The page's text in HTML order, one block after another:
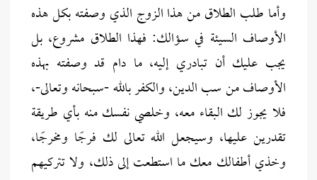
وأما طلب الطلاق من هذا الزوج الذي وصفته بكل هذه
الأوصاف السيئة في سؤالك: فهذا الطلاق مشروع، بل
يجب عليك أن تبادري إليه، ما دام قد وصفته بهذه
الأوصاف من سب الدين، والكفر بالله -سبحانه وتعالى-،
فلا يجوز لك البقاء معه، وخلصي نفسك منه بأي طريقة
تقدرين عليها، وسيجعل الله تعالى لك فرجًا ومخرجًا،
وخذي أطفالك معك ما استطعت إلى ذلك، ولا تتركيهم